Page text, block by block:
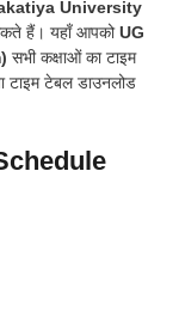
University
हैं। यहाँ आपकोUG
सभी कक्षाओं का टाइम
टाइम टेबल डाउनलोड